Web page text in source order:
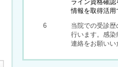
ライン資格確
情報を取得活用
6
当院での受診
行います。感
連絡をお願いい